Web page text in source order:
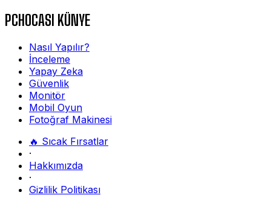
PCHOCASI KÜNYE
Nasıl Yapılır?
İnceleme
Yapay Zeka
Güvenlik
Monitör
Mobil Oyun
Fotoğraf Makinesi
🔥 Sıcak Fırsatlar
·
Hakkımızda
·
Gizlilik Politikası